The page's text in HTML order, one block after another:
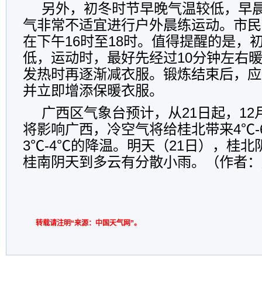
另外，初冬时节早晚气温较低，早
气非常不适宜进行户外晨练运动。市
在下午16时至18时。值得提醒的是，
低，运动时，最好先经过10分钟左右
发热时再逐渐减衣服。锻炼结束后，
并立即增添保暖衣服。
广西区气象台预计，从21日起，12
将影响广西，冷空气将给桂北带来
3℃-4℃的降温。明天（21日），桂北
桂南阴天到多云有分散小雨。（作者
转载请注明“来源：中国天气网”。